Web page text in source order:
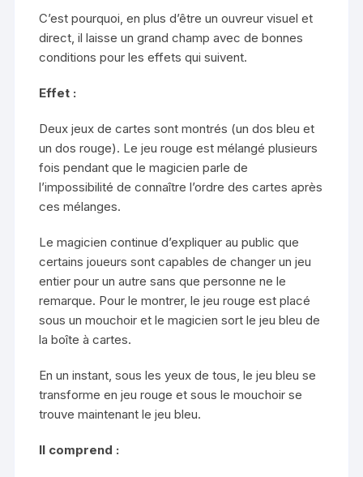
C’est pourquoi, en plus d’être un ouvreur visuel et
direct, il laisse un grand champ avec de bonnes
conditions pour les effets qui suivent.
Effet :
Deux jeux de cartes sont montrés (un dos bleu et
un dos rouge). Le jeu rouge est mélangé plusieurs
fois pendant que le magicien parle de
l’impossibilité de connaître l’ordre des cartes après
ces mélanges.
Le magicien continue d’expliquer au public que
certains joueurs sont capables de changer un jeu
entier pour un autre sans que personne ne le
remarque. Pour le montrer, le jeu rouge est placé
sous un mouchoir et le magicien sort le jeu bleu de
la boîte à cartes.
En un instant, sous les yeux de tous, le jeu bleu se
transforme en jeu rouge et sous le mouchoir se
trouve maintenant le jeu bleu.
Il comprend :